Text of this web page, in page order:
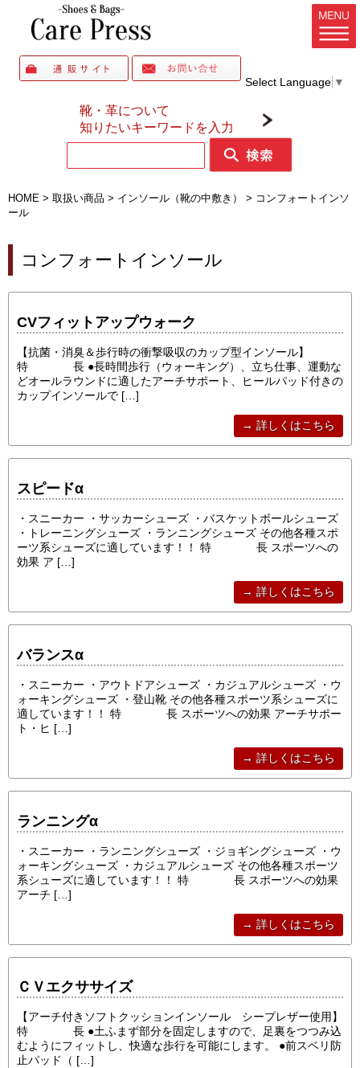
Select Language ▼
靴・革について
知りたいキーワードを入力
HOME > 取扱い商品 > インソール（靴の中敷き） > コンフォートインソ
ール
コンフォートインソール
CVフィットアップウォーク
【抗菌・消臭＆歩行時の衝撃吸収のカップ型インソール】
特 長 ●長時間歩行（ウォーキング）、立ち仕事、運動な
どオールラウンドに適したアーチサポート、ヒールパッド付きの
カップインソールで […]
→ 詳しくはこちら
スピードα
・スニーカー ・サッカーシューズ ・バスケットボールシューズ
・トレーニングシューズ ・ランニングシューズ その他各種スポ
ーツ系シューズに適しています！！ 特 長 スポーツへの
効果 ア […]
→ 詳しくはこちら
バランスα
・スニーカー ・アウトドアシューズ ・カジュアルシューズ ・ウ
ォーキングシューズ ・登山靴 その他各種スポーツ系シューズに
適しています！！ 特 長 スポーツへの効果 アーチサポー
ト・ヒ […]
→ 詳しくはこちら
ランニングα
・スニーカー ・ランニングシューズ ・ジョギングシューズ ・ウ
ォーキングシューズ ・カジュアルシューズ その他各種スポーツ
系シューズに適しています！！ 特 長 スポーツへの効果
アーチ […]
→ 詳しくはこちら
ＣＶエクササイズ
【アーチ付きソフトクッションインソール シープレザー使用】
特 長 ●土ふまず部分を固定しますので、足裏をつつみ込
むようにフィットし、快適な歩行を可能にします。 ●前スベリ防
止パッド（ […]